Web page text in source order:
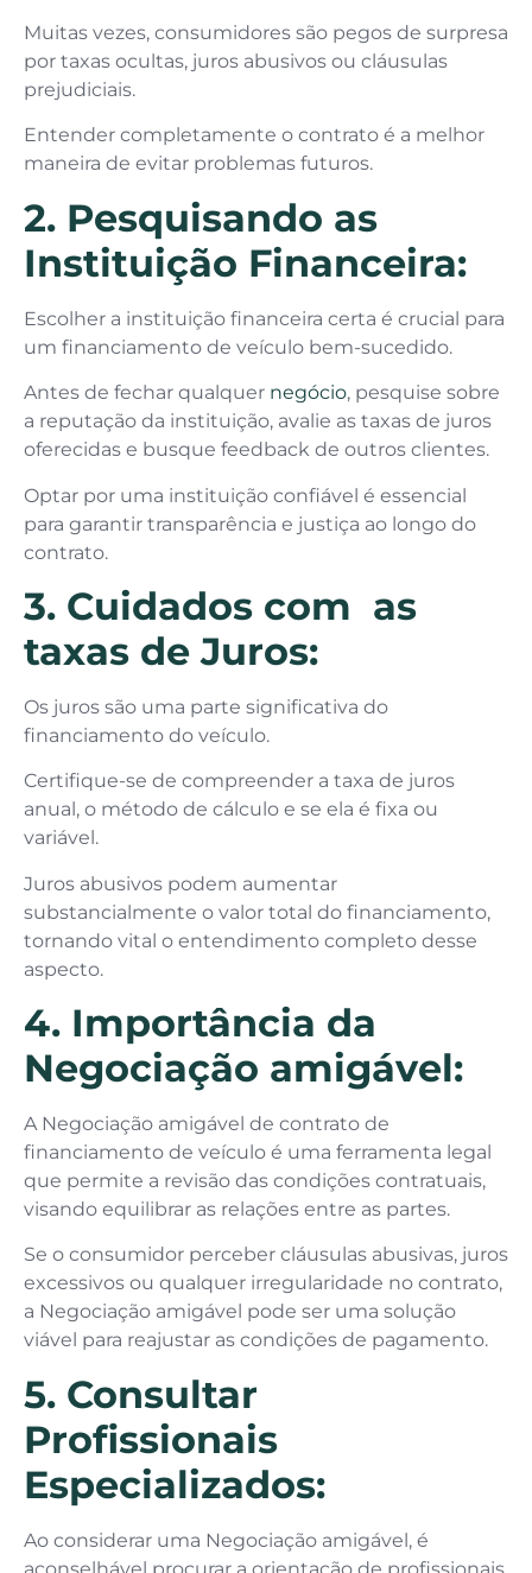
Muitas vezes, consumidores são pegos de surpresa
por taxas ocultas, juros abusivos ou cláusulas
prejudiciais.
Entender completamente o contrato é a melhor
maneira de evitar problemas futuros.
2. Pesquisando as
Instituição Financeira:
Escolher a instituição financeira certa é crucial para
um financiamento de veículo bem-sucedido.
Antes de fechar qualquer negócio, pesquise sobre
a reputação da instituição, avalie as taxas de juros
oferecidas e busque feedback de outros clientes.
Optar por uma instituição confiável é essencial
para garantir transparência e justiça ao longo do
contrato.
3. Cuidados com as
taxas de Juros:
Os juros são uma parte significativa do
financiamento do veículo.
Certifique-se de compreender a taxa de juros
anual, o método de cálculo e se ela é fixa ou
variável.
Juros abusivos podem aumentar
substancialmente o valor total do financiamento,
tornando vital o entendimento completo desse
aspecto.
4. Importância da
Negociação amigável:
A Negociação amigável de contrato de
financiamento de veículo é uma ferramenta legal
que permite a revisão das condições contratuais,
visando equilibrar as relações entre as partes.
Se o consumidor perceber cláusulas abusivas, juros
excessivos ou qualquer irregularidade no contrato,
a Negociação amigável pode ser uma solução
viável para reajustar as condições de pagamento.
5. Consultar
Profissionais
Especializados:
Ao considerar uma Negociação amigável, é